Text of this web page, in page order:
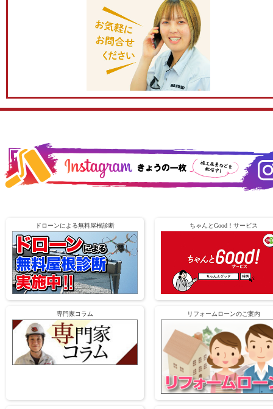
ドローンによる無料屋根診断 ちゃんとGood！サービス
専門家コラム リフォームローンのご案内